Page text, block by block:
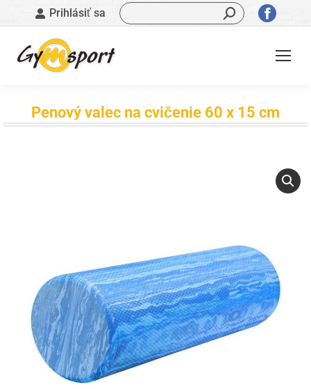
Prihlásiť sa Vyhľadávanie:
sa
otvorí
Penový valec na cvičenie 60 x 15 cm